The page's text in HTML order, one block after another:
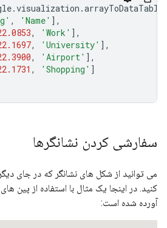
.visualization .arrayToDataTable
, 'Name' ],
, 'Work' ],
, 'University' ],
, 'Airport' ],
, 'Shopping' ]
سفارشی کردن نشانگرها
می توانید از شکل های نشانگر که در جای
آورده شده است: